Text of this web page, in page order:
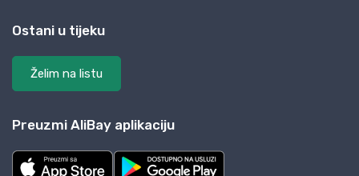
Ostani u tijeku
Želim na listu
Preuzmi AliBay aplikaciju